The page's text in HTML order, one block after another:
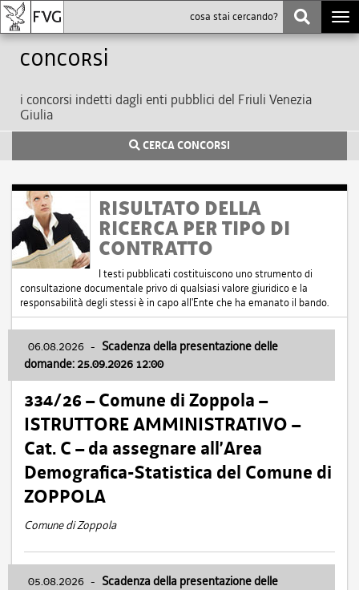
Concorsi
i concorsi indetti dagli enti pubblici del Friuli Venezia
Giulia
CERCA CONCORSI
RISULTATO DELLA
RICERCA PER TIPO DI
CONTRATTO
I testi pubblicati costituiscono uno strumento di
consultazione documentale privo di qualsiasi valore giuridico e la
responsabilità degli stessi è in capo all'Ente che ha emanato il bando.
06.08.2026 - Scadenza della presentazione delle
domande: 25.09.2026 12:00
334/26 – Comune di Zoppola –
ISTRUTTORE AMMINISTRATIVO –
Cat. C – da assegnare all’Area
Demografica-Statistica del Comune di
ZOPPOLA
Comune di Zoppola
05.08.2026 - Scadenza della presentazione delle